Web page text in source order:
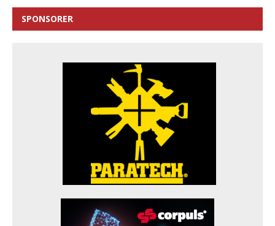
SPONSORER